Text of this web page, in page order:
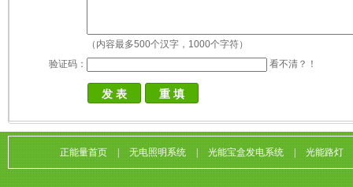
（内容最多500个汉字，1000个字符）
验证码：
看不清？！
正能量首页 无电照明系统 光能宝盒发电系统 光能路灯